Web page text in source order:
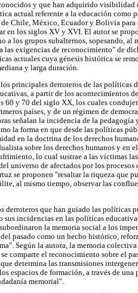
y que han adquirido
actual referente a la educación como
Chile, México, Ecuador y Bolivia
los siglos XV y XVI. El autor se
a los grupos subalternos, sopesando,
las exigencias de reconocimiento" de
actuales cuya génesis histórica se
y larga duración.
principales derroteros de las políticas
a partir de los acontecimientos
y 70 del siglo XX, los cuales
países, y de un régimen de
señalan la incidencia de la pedagogía
la forma en que desde las políticas
en la doctrina de los derechos
sobre los derechos humanos y en
lo cual sustrae a las víctimas
universo de afectados por los
se proponen "resaltar la riqueza que
al mismo tiempo, observar las
derroteros que han guiado las políticas
sus incidencias en las políticas
la memoria social a los
pasado como un hecho histórico,
Según la autora, la memoria
comparte el reconocimiento sobre el
determina las transmisiones
espacios de formación, a través de una
memorial".